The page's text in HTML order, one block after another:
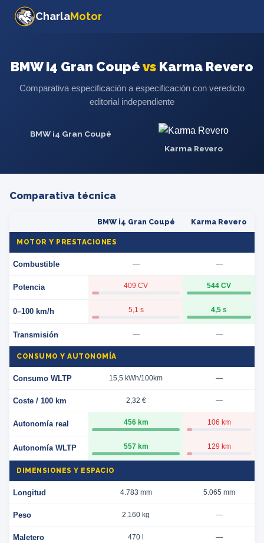
CharlaMotor
BMW i4 Gran Coupévs Karma Revero
Comparativa especificación a especificación con veredicto
editorial independiente
BMW i4 Gran Coupé
Karma Revero
Comparativa técnica
BMW i4 Gran Coupé Karma Revero
MOTOR Y PRESTACIONES
Combustible — —
Potencia 409 CV 544 CV
0–100 km/h 5,1 s 4,5 s
Transmisión — —
CONSUMO Y AUTONOMÍA
Consumo WLTP 15,5 kWh/100km —
Coste / 100 km 2,32 € —
Autonomía real 456 km 106 km
Autonomía WLTP 557 km 129 km
DIMENSIONES Y ESPACIO
Longitud 4.783 mm 5.065 mm
Peso 2.160 kg —
Maletero 470 l —